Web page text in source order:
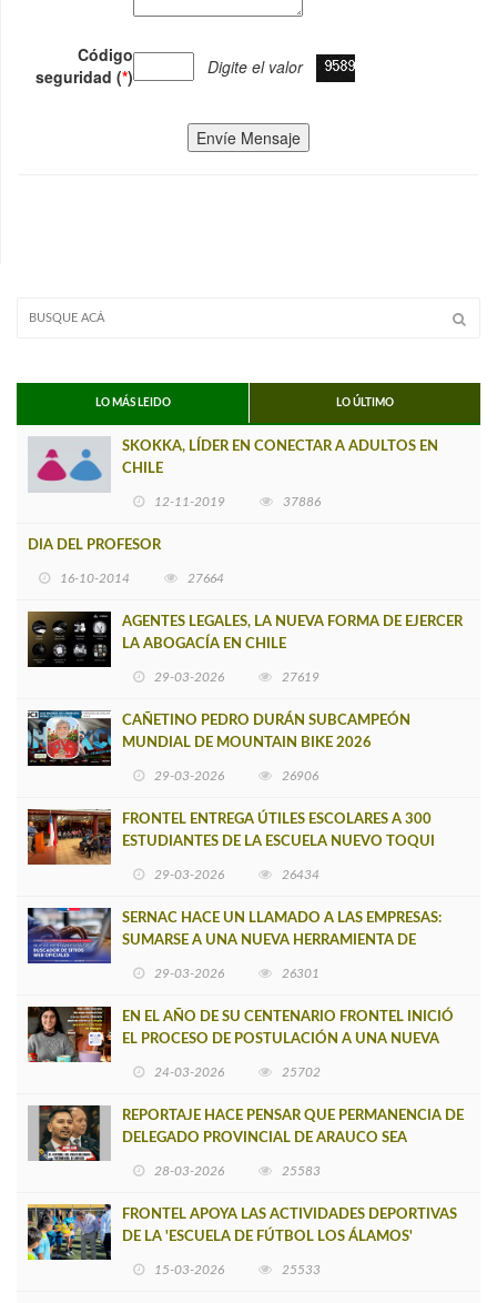
Código
seguridad (*) Digite el valor
Envíe Mensaje
LO MÁS LEIDO LO ÚLTIMO
SKOKKA, LÍDER EN CONECTAR A ADULTOS EN
CHILE
12-11-2019 37886
DIA DEL PROFESOR
16-10-2014 27664
AGENTES LEGALES, LA NUEVA FORMA DE EJERCER
LA ABOGACÍA EN CHILE
29-03-2026 27619
CAÑETINO PEDRO DURÁN SUBCAMPEÓN
MUNDIAL DE MOUNTAIN BIKE 2026
29-03-2026 26906
FRONTEL ENTREGA ÚTILES ESCOLARES A 300
ESTUDIANTES DE LA ESCUELA NUEVO TOQUI
29-03-2026 26434
SERNAC HACE UN LLAMADO A LAS EMPRESAS:
SUMARSE A UNA NUEVA HERRAMIENTA DE
29-03-2026 26301
EN EL AÑO DE SU CENTENARIO FRONTEL INICIÓ
EL PROCESO DE POSTULACIÓN A UNA NUEVA
24-03-2026 25702
REPORTAJE HACE PENSAR QUE PERMANENCIA DE
DELEGADO PROVINCIAL DE ARAUCO SEA
28-03-2026 25583
FRONTEL APOYA LAS ACTIVIDADES DEPORTIVAS
DE LA 'ESCUELA DE FÚTBOL LOS ÁLAMOS'
15-03-2026 25533